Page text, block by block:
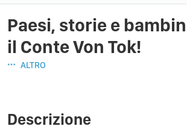
Paesi, storie e
il Conte Von Tok!
ALTRO
Descrizione